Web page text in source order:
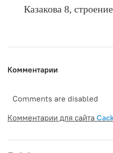
Казакова 8,
Комментарии
Comments are disabled
Комментарии для сайта